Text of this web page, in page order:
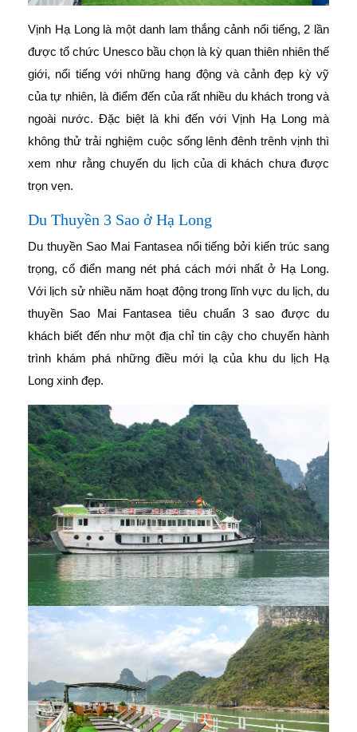
Vịnh Hạ Long là một danh lam thắng cảnh nổi tiếng, 2 lần
được tổ chức Unesco bầu chọn là kỳ quan thiên nhiên thế
giới, nổi tiếng với những hang động và cảnh đẹp kỳ vỹ
của tự nhiên, là điểm đến của rất nhiều du khách trong và
ngoài nước. Đặc biệt là khi đến với Vịnh Hạ Long mà
không thử trải nghiệm cuộc sống lênh đênh trênh vịnh thì
xem như rằng chuyến du lịch của di khách chưa được
trọn vẹn.
Du Thuyền 3 Sao ở Hạ Long
Du thuyền Sao Mai Fantasea nổi tiếng bởi kiến trúc sang
trọng, cổ điển mang nét phá cách mới nhất ở Hạ Long.
Với lịch sử nhiều năm hoạt động trong lĩnh vực du lịch, du
thuyền Sao Mai Fantasea tiêu chuẩn 3 sao được du
khách biết đến như một địa chỉ tin cậy cho chuyến hành
trình khám phá những điều mới lạ của khu du lịch Hạ
Long xinh đẹp.